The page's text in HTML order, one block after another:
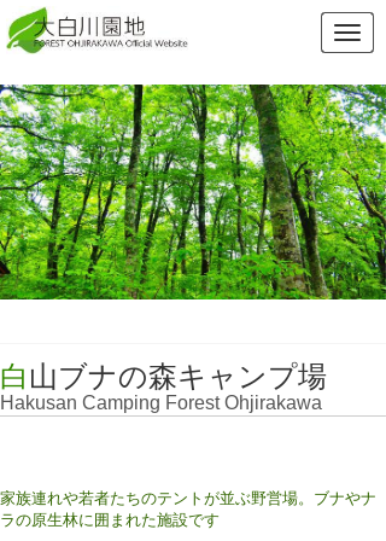
白山ブナの森キャンプ場
Hakusan Camping Forest Ohjirakawa
家族連れや若者たちのテントが並ぶ野営場。ブナやナ
ラの原生林に囲まれた施設です